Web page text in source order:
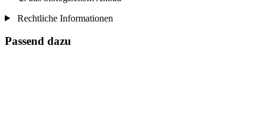
Rechtliche Informationen
Passend dazu